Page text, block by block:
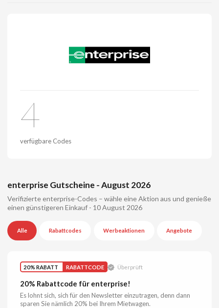
4
verfügbare Codes
enterprise Gutscheine - August 2026
Verifizierte enterprise-Codes – wähle eine Aktion aus und genieße
einen günstigeren Einkauf - 10 August 2026
Alle Rabattcodes Werbeaktionen Angebote
20% RABATT RABATTCODE Überprüft
20% Rabattcode für enterprise!
Es lohnt sich, sich für den Newsletter einzutragen, denn dann
sparen Sie nämlich 20% bei Ihrem Mietwagen.